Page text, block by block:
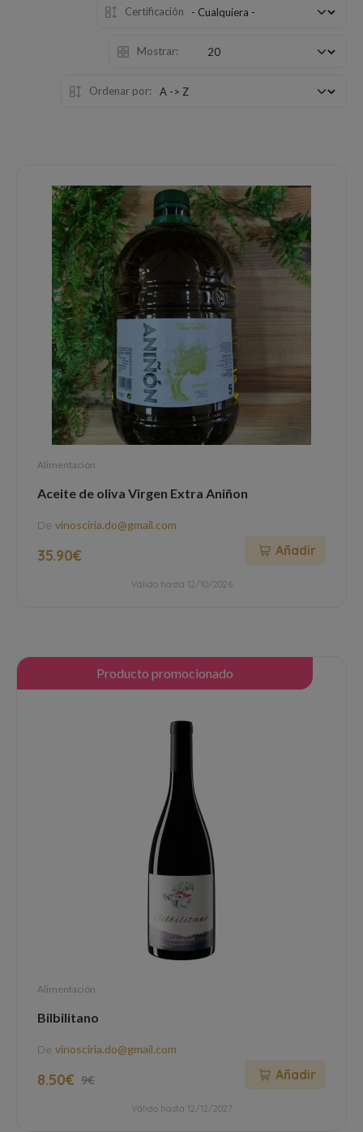
Certificación
Mostrar:
Ordenar por:
Alimentación
Aceite de oliva Virgen Extra Aniñon
De vinosciria.do@gmail.com
35.90€ Añadir
Válido hasta 12/10/2026
Producto promocionado
Alimentación
Bilbilitano
De vinosciria.do@gmail.com
8.50€ 9€ Añadir
Válido hasta 12/12/2027